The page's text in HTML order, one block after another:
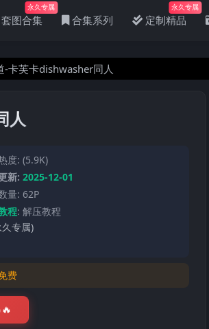
套图合集
永久专属
合集系列 定制精品
永久专属
-卡芙卡dishwasher同人
人
度: (5.9K)
新: 2025-12-01
量: 62P
程: 解压教程
专属)
费